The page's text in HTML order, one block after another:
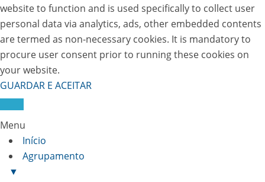
website to function and is used specifically to collect user
personal data via analytics, ads, other embedded contents
are termed as non-necessary cookies. It is mandatory to
procure user consent prior to running these cookies on
your website.
GUARDAR E ACEITAR
Menu
Início
Agrupamento
▼